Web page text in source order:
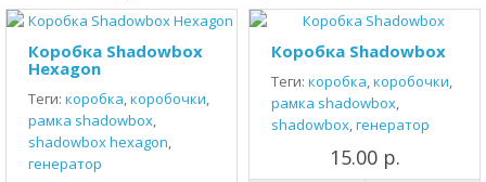
Коробка Shadowbox
Hexagon
Теги: коробка,коробочки,
рамка shadowbox,
shadowbox hexagon,
генератор
Коробка Shadowbox
Теги: коробка,коробочки,
рамка shadowbox,
shadowbox,генератор
15.00 р.